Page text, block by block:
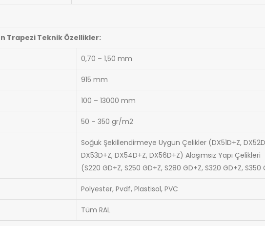
Trapezi Teknik Özellikler:
0,70 – 1,50 mm
915 mm
100 – 13000 mm
50 – 350 gr/m2
Soğuk Şekillendirmeye Uygun Çelikler (DX51D+Z,
DX53D+Z, DX54D+Z, DX56D+Z) Alaşımsız Yapı Çelikleri
(S220 GD+Z, S250 GD+Z, S280 GD+Z, S320 GD+Z, S350
Polyester, Pvdf, Plastisol, PVC
Tüm RAL